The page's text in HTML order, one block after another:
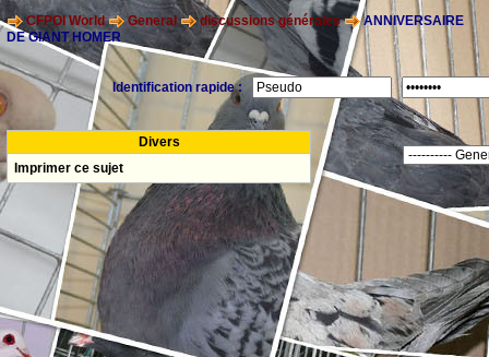
CFPOI World General discussions générales
ANNIVERSAIRE
DE GIANT HOMER
Identification rapide :
Divers
Imprimer ce sujet